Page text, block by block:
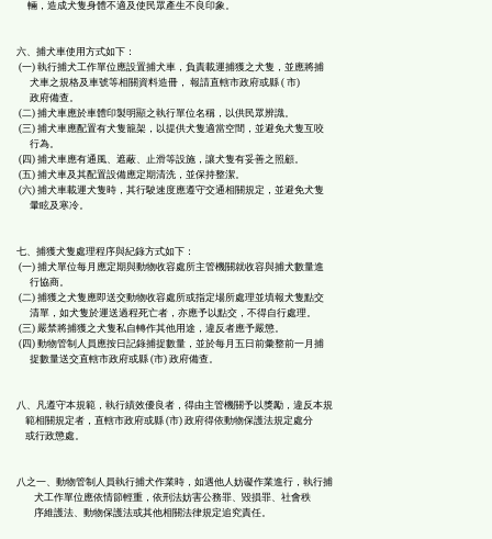
輛，造成犬隻身體不適及使民眾產生不良印象。
六、捕犬車使用方式如下：
(一) 執行捕犬工作單位應設置捕犬車，負責載運捕獲之犬隻，並應將捕
犬車之規格及車號等相關資料造冊， 報請直轄市政府或縣 ( 市)
政府備查。
(二) 捕犬車應於車體印製明顯之執行單位名稱，以供民眾辨識。
(三) 捕犬車應配置有犬隻籠架，以提供犬隻適當空間，並避免犬隻互咬
行為。
(四) 捕犬車應有通風、遮蔽、止滑等設施，讓犬隻有妥善之照顧。
(五) 捕犬車及其配置設備應定期清洗，並保持整潔。
(六) 捕犬車載運犬隻時，其行駛速度應遵守交通相關規定，並避免犬隻
暈眩及寒冷。
七、捕獲犬隻處理程序與紀錄方式如下：
(一) 捕犬單位每月應定期與動物收容處所主管機關就收容與捕犬數量進
行協商。
(二) 捕獲之犬隻應即送交動物收容處所或指定場所處理並填報犬隻點交
清單，如犬隻於運送過程死亡者，亦應予以點交，不得自行處理。
(三) 嚴禁將捕獲之犬隻私自轉作其他用途，違反者應予嚴懲。
(四) 動物管制人員應按日記錄捕捉數量，並於每月五日前彙整前一月捕
捉數量送交直轄市政府或縣 (市) 政府備查。
八、凡遵守本規範，執行績效優良者，得由主管機關予以獎勵，違反本規
範相關規定者，直轄市政府或縣 (市) 政府得依動物保護法規定處分
或行政懲處。
八之一、動物管制人員執行捕犬作業時，如遇他人妨礙作業進行，執行捕
犬工作單位應依情節輕重，依刑法妨害公務罪、毀損罪、社會秩
序維護法、動物保護法或其他相關法律規定追究責任。